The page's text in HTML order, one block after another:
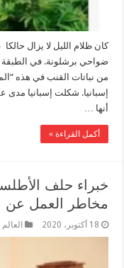
كان ظلام الليل لا يزال
ضواحي برشلونة. في
من نباتات القنب في هذه
إسبانيا. شكلت إسبانيا مدى
أنها …
أكمل القراءة »
خبراء حلف
مخاطر العمل عن
18 أكتوبر، 2020 العالم